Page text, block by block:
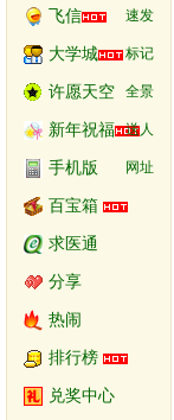
飞信 速发
大学城 标记
许愿天空 全景
新年祝福 送人
手机版 网址
百宝箱
求医通
分享
热闹
排行榜
兑奖中心